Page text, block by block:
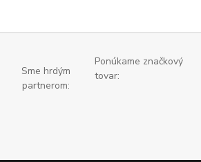
Sme hrdým
partnerom:
Ponúkame značkový
tovar: